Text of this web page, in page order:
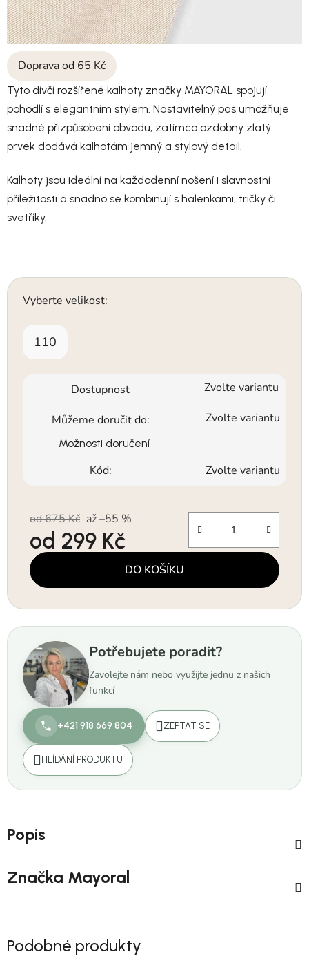
Doprava od 65 Kč
Tyto dívčí rozšířené kalhoty značky MAYORAL spojují
pohodlí s elegantním stylem. Nastavitelný pas umožňuje
snadné přizpůsobení obvodu, zatímco ozdobný zlatý
prvek dodává kalhotám jemný a stylový detail.
Kalhoty jsou ideální na každodenní nošení i slavnostní
příležitosti a snadno se kombinují s halenkami, tričky či
svetříky.
Vyberte velikost:
110
Dostupnost Zvolte variantu
Můžeme doručit do: Zvolte variantu
Možnosti doručení
Kód: Zvolte variantu
od 675 Kč až –55 %
od 299 Kč
Měrná cena: DO KOŠÍKU
Potřebujete poradit?
Zavolejte nám nebo využijte jednu z našich
funkcí
+421 918 669 804 ZEPTAT SE
HLÍDÁNÍ PRODUKTU
Popis
Značka Mayoral
Podobné produkty